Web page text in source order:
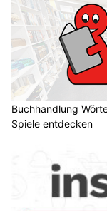
Buchhandlung
Spiele entdecken